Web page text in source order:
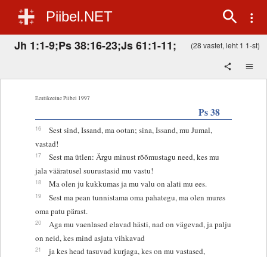
Piibel.NET
Jh 1:1-9;Ps 38:16-23;Js 61:1-11; (28 vastet, leht 1 1-st)
Eestikeelne Piibel 1997
Ps 38
16
Sest sind, Issand, ma ootan; sina, Issand, mu Jumal,
vastad!
17
Sest ma ütlen: Ärgu minust rõõmustagu need, kes mu
jala vääratusel suurustasid mu vastu!
18 Ma olen ju kukkumas ja mu valu on alati mu ees.
19
Sest ma pean tunnistama oma pahategu, ma olen mures
oma patu pärast.
20
Aga mu vaenlased elavad hästi, nad on vägevad, ja palju
on neid, kes mind asjata vihkavad
21
ja kes head tasuvad kurjaga, kes on mu vastased,